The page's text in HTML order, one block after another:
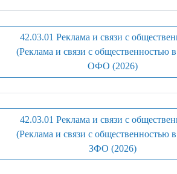
42.03.01 Реклама и связи с
(Реклама и связи с
ОФО (2026)
42.03.01 Реклама и связи с
(Реклама и связи с
ЗФО (2026)